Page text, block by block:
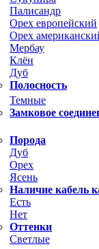
Палисандр
Орех европейский
Орех
Мербау
Клён
Дуб
Полосность
Темные
Замковое
Порода
Дуб
Орех
Ясень
Наличие кабель
Есть
Нет
Оттенки
Светлые